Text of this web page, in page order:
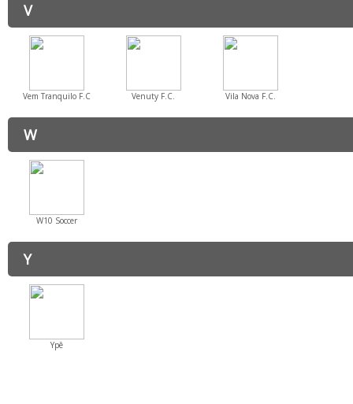
V
Vem Tranquilo F.C Venuty F.C. Vila Nova F.C.
W
W10 Soccer
Y
Ypê